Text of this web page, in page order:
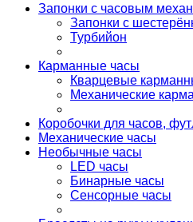
Запонки с часовым
Запонки с
Турбийон
Карманные часы
Кварцевые
Механические
Коробочки для часов,
Механические часы
Необычные часы
LED часы
Бинарные часы
Сенсорные часы